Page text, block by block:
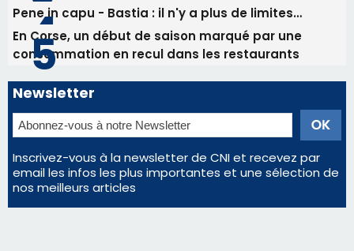
Pene in capu - Bastia : il n'y a plus de limites…
En Corse, un début de saison marqué par une
consommation en recul dans les restaurants
Newsletter
Inscrivez-vous à la newsletter de CNI et recevez par
email les infos les plus importantes et une sélection de
nos meilleurs articles